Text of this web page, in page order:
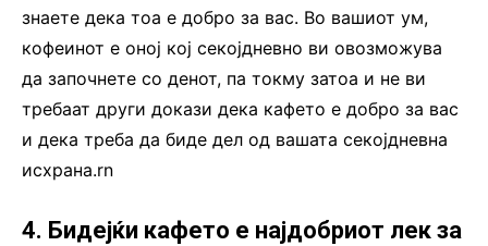
знаете дека тоа е добро за вас. Во вашиот ум,
кофеинот е оној кој секојдневно ви овозможува
да започнете со денот, па токму затоа и не ви
требаат други докази дека кафето е добро за вас
и дека треба да биде дел од вашата секојдневна
исхрана.rn
4. Бидејќи кафето е најдобриот лек за